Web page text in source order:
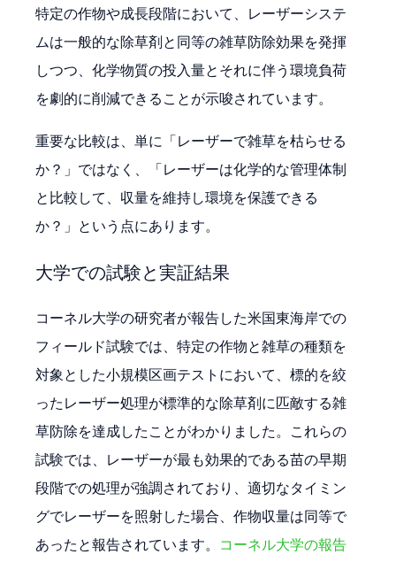
特定の作物や成長段階において、レーザーシステ
ムは一般的な除草剤と同等の雑草防除効果を発揮
しつつ、化学物質の投入量とそれに伴う環境負荷
を劇的に削減できることが示唆されています。
重要な比較は、単に「レーザーで雑草を枯らせる
か？」ではなく、「レーザーは化学的な管理体制
と比較して、収量を維持し環境を保護できる
か？」という点にあります。
大学での試験と実証結果
コーネル大学の研究者が報告した米国東海岸での
フィールド試験では、特定の作物と雑草の種類を
対象とした小規模区画テストにおいて、標的を絞
ったレーザー処理が標準的な除草剤に匹敵する雑
草防除を達成したことがわかりました。これらの
試験では、レーザーが最も効果的である苗の早期
段階での処理が強調されており、適切なタイミン
グでレーザーを照射した場合、作物収量は同等で
あったと報告されています。 コーネル大学の報告